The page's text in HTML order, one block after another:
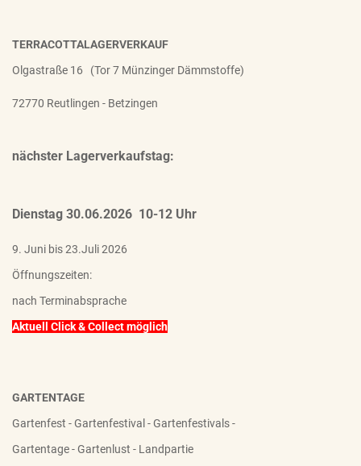
TERRACOTTALAGERVERKAUF
Olgastraße 16 (Tor 7 Münzinger Dämmstoffe)
72770 Reutlingen - Betzingen
nächster Lagerverkaufstag:
Dienstag 30.06.2026 10-12 Uhr
9. Juni bis 23.Juli 2026
Öffnungszeiten:
nach Terminabsprache
Aktuell Click & Collect möglich
GARTENTAGE
Gartenfest - Gartenfestival - Gartenfestivals -
Gartentage - Gartenlust - Landpartie